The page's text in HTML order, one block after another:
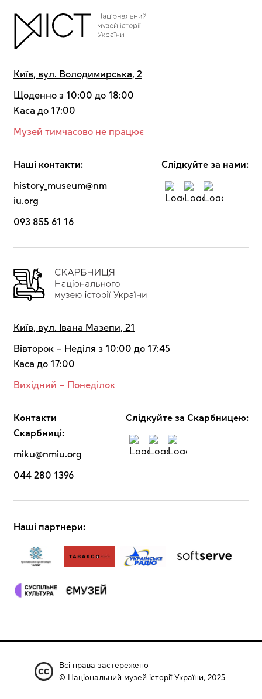
Київ, вул. Володимирська, 2
Щоденно з 10:00 до 18:00
Kaca до 17:00
Музей тимчасово не працює
Наші контакти:
history_museum@nm
iu.org
093 855 61 16
Cлідкуйте за нами:
Київ, вул. Івана Мазепи, 21
Вівторок – Неділя з 10:00 до 17:45
Каса до 17:00
Вихідний – Понеділок
Контакти
Скарбниці:
miku@nmiu.org
044 280 1396
Cлідкуйте за Скарбницею:
Наші партнери:
Всі права застережено
© Національний музей історії України, 2025